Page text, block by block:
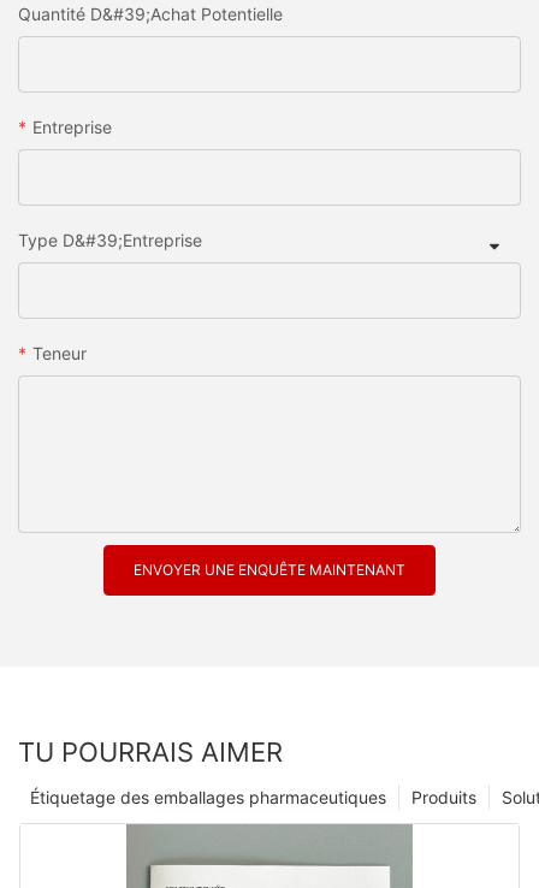
Quantité D&#39;achat Potentielle
Entreprise
Type D&#39;entreprise
Teneur
ENVOYER UNE ENQUÊTE MAINTENANT
TU POURRAIS AIMER
Produits
Étiquetage des emballages pharmaceutiques